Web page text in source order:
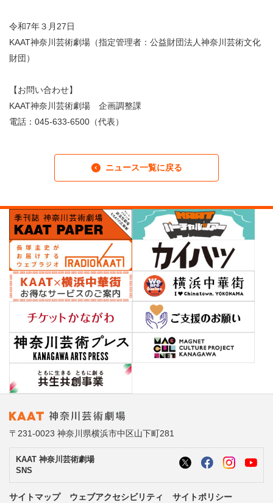
令和7年３月27日
KAAT神奈川芸術劇場（指定管理者：公益財団法人神奈川芸術文化
財団）
【お問い合わせ】
KAAT神奈川芸術劇場 企画調整課
電話：045-633-6500（代表）
ニュース一覧に戻る
〒231-0023 神奈川県横浜市中区山下町281
KAAT 神奈川芸術劇場
SNS
サイトマップ ウェブアクセシビリティ サイトポリシー